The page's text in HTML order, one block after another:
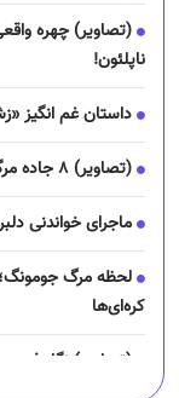
(تصاویر) چهره
ناپلئون!
داستان غم انگیز
(تصاویر) ۸ جاده مرگبار جهان؛ اگر ادعای رانندگی دارید بفرمایید!
ماجرای خواندنی
لحظه مرگ جومونگ؛
کره‌ای‌ها
(تصاویر) نگار